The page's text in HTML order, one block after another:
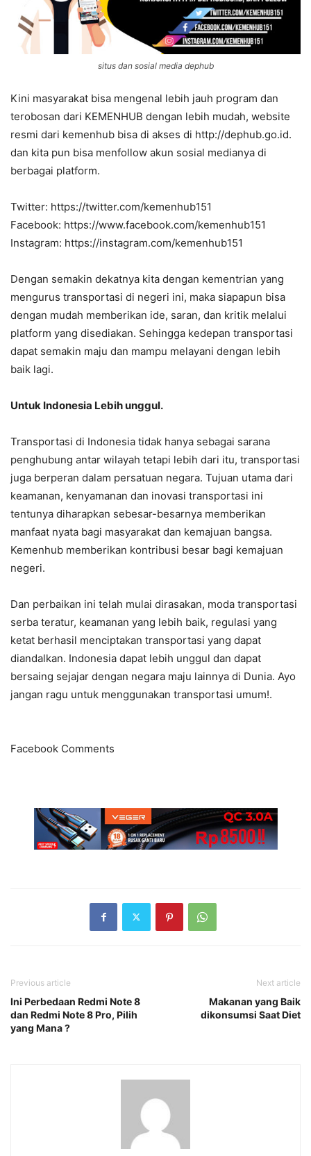
situs dan sosial media dephub
Kini masyarakat bisa mengenal lebih jauh program dan
terobosan dari KEMENHUB dengan lebih mudah, website
resmi dari kemenhub bisa di akses di http://dephub.go.id.
dan kita pun bisa menfollow akun sosial medianya di
berbagai platform.
Twitter: https://twitter.com/kemenhub151
Facebook: https://www.facebook.com/kemenhub151
Instagram: https://instagram.com/kemenhub151
Dengan semakin dekatnya kita dengan kementrian yang
mengurus transportasi di negeri ini, maka siapapun bisa
dengan mudah memberikan ide, saran, dan kritik melalui
platform yang disediakan. Sehingga kedepan transportasi
dapat semakin maju dan mampu melayani dengan lebih
baik lagi.
Untuk Indonesia Lebih unggul.
Transportasi di Indonesia tidak hanya sebagai sarana
penghubung antar wilayah tetapi lebih dari itu, transportasi
juga berperan dalam persatuan negara. Tujuan utama dari
keamanan, kenyamanan dan inovasi transportasi ini
tentunya diharapkan sebesar-besarnya memberikan
manfaat nyata bagi masyarakat dan kemajuan bangsa.
Kemenhub memberikan kontribusi besar bagi kemajuan
negeri.
Dan perbaikan ini telah mulai dirasakan, moda transportasi
serba teratur, keamanan yang lebih baik, regulasi yang
ketat berhasil menciptakan transportasi yang dapat
diandalkan. Indonesia dapat lebih unggul dan dapat
bersaing sejajar dengan negara maju lainnya di Dunia. Ayo
jangan ragu untuk menggunakan transportasi umum!.
Facebook Comments
Previous article
Ini Perbedaan Redmi Note 8
dan Redmi Note 8 Pro, Pilih
yang Mana ?
Next article
Makanan yang Baik
dikonsumsi Saat Diet